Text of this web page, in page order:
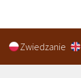
Zwiedzanie